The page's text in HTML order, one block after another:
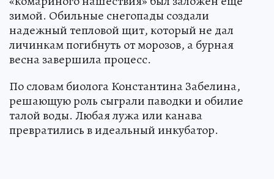
зимой. Обильные снегопады создали
надежный тепловой щит, который не дал
личинкам погибнуть от морозов, а бурная
весна завершила процесс.
По словам биолога Константина Забелина,
решающую роль сыграли паводки и обилие
талой воды. Любая лужа или канава
превратились в идеальный инкубатор.